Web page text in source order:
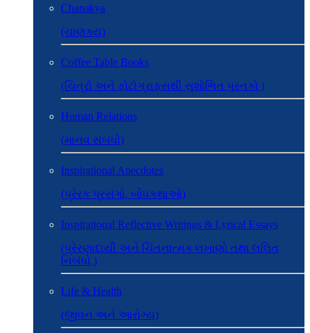
Chanakya
(ચાણક્ય)
Coffee Table Books
(ચિત્રો અને ફોટોગ્રાફ્સથી સુશોભિત પુસ્તકો )
Human Relations
(માનવ સંબંધો)
Inspirational Anecdotes
(પ્રેરક પ્રસંગો, બોધકથાઓ)
Inspirational Reflective Writings & Lyrical Essays
(પ્રેરણાદાયી અને ચિંતનાત્મક લખાણો તથા લલિત
નિબંધો )
Life & Health
(જીવન અને આરોગ્ય)